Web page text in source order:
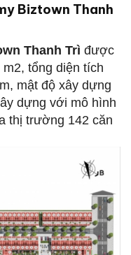
Biztown Thanh
Thanh Trì được
tổng diện tích
mật độ xây dựng
dựng với mô hình
thị trường 142 căn